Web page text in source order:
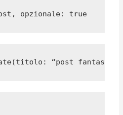
opzionale: true
“post